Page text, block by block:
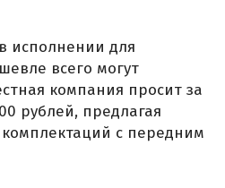
исполнении для
всего могут
компания просит за
рублей, предлагая
с передним